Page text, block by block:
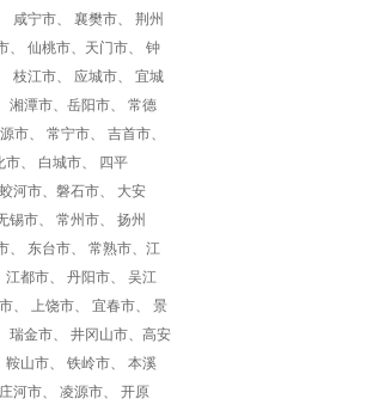
咸宁市、 襄樊市、 荆州
、 仙桃市、天门市、 钟
枝江市、 应城市、 宜城
湘潭市、岳阳市、 常德
市、 常宁市、 吉首市、
市、 白城市、 四平
河市、磐石市、 大安
锡市、 常州市、 扬州
、 东台市、 常熟市、江
江都市、 丹阳市、 吴江
、 上饶市、 宜春市、 景
瑞金市、 井冈山市、高安
鞍山市、 铁岭市、 本溪
河市、 凌源市、 开原